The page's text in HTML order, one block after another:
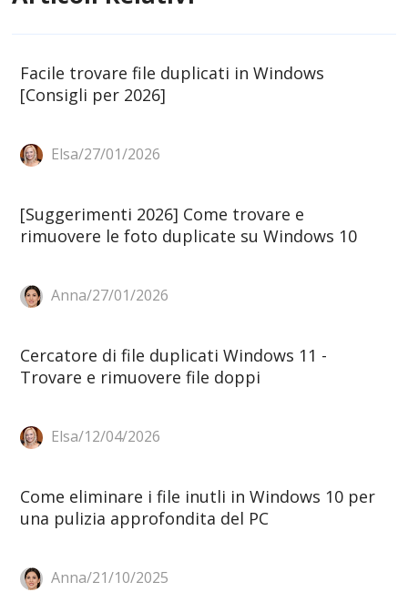
Facile trovare file duplicati in Windows
[Consigli per 2026]
Elsa/27/01/2026
[Suggerimenti 2026] Come trovare e
rimuovere le foto duplicate su Windows 10
Anna/27/01/2026
Cercatore di file duplicati Windows 11 -
Trovare e rimuovere file doppi
Elsa/12/04/2026
Come eliminare i file inutli in Windows 10 per
una pulizia approfondita del PC
Anna/21/10/2025